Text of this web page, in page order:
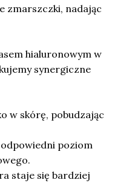
zmarszczki, nadając
hialuronowym w
synergiczne
w skórę, pobudzając
poziom
staje się bardziej